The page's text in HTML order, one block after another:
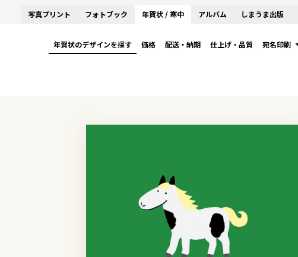
写真プリント フォトブック 年賀状 / 寒中 アルバム しまうま出版
年賀状のデザインを探す 価格 配送・納期 仕上げ・品質 宛名印刷